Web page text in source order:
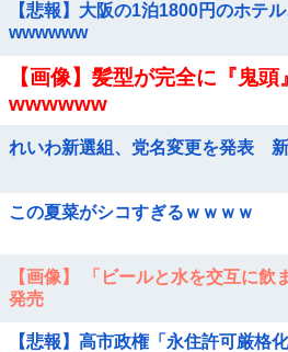
【悲報】大阪の1泊1800円のホテ
wwwwww
【画像】髪型が完全に『鬼頭
wwwwww
れいわ新選組、党名変更を発表
この夏菜がシコすぎるｗｗｗｗ
【画像】 「ビールと水を交互に飲
発売
【悲報】高市政権「永住許可厳格